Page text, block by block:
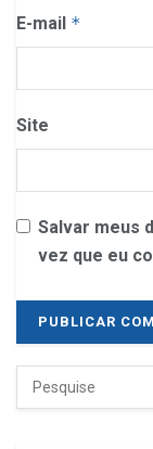
E-mail *
Site
Salvar meus
vez que eu